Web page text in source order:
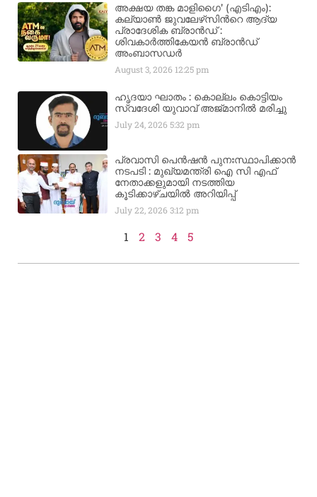
അക്ഷയ തങ്ക മാളിഗൈ’ (എടിഎം):
കല്യാണ്‍ ജുവലേഴ്‌സിന്‍റെ ആദ്യ
പ്രാദേശിക ബ്രാന്‍ഡ് :
ശിവകാര്‍ത്തികേയന്‍ ബ്രാന്‍ഡ്
അംബാസഡര്‍
August 3, 2026 12:25 pm
ഹൃദയാ ഘാതം : കൊല്ലം കൊട്ടിയം
സ്വദേശി യുവാവ് അജ്മാനിൽ മരിച്ചു
July 24, 20265:32 pm
പ്രവാസി പെൻഷൻ പുനഃസ്ഥാപിക്കാൻ
നടപടി : മുഖ്യമന്ത്രി ഐ സി എഫ്
നേതാക്കളുമായി നടത്തിയ
കൂടിക്കാഴ്ചയിൽ അറിയിപ്പ്
July 22, 20263:12 pm
1 2 3 4 5